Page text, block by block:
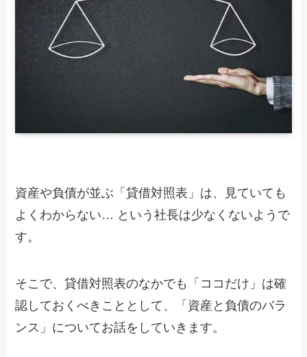
資産や負債が並ぶ「貸借対照表」は、見ていても
よくわからない… という社長は少なくないようで
す。
そこで、貸借対照表のなかでも「ココだけ」は確
認しておくべきこととして、「資産と負債のバラ
ンス」についてお話をしていきます。